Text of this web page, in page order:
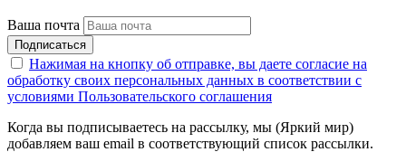
Ваша почта
Подписаться
Нажимая на кнопку об отправке, вы даете согласие на
обработку своих персональных данных в соответствии с
условиями Пользовательского соглашения
Когда вы подписываетесь на рассылку, мы (Яркий мир)
добавляем ваш email в соответствующий список рассылки.